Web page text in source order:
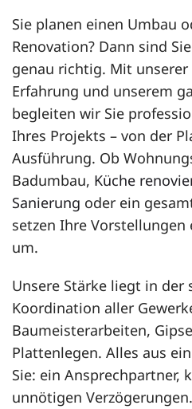
Sie planen einen Umbau
Renovation? Dann sind
genau richtig. Mit
Erfahrung und unserem
begleiten wir Sie
Ihres Projekts – von der
Ausführung. Ob
Badumbau, Küche
Sanierung oder ein
setzen Ihre
um.
Unsere Stärke liegt in der
Koordination aller
Baumeisterarbeiten,
Plattenlegen. Alles aus
Sie: ein Ansprechpartner,
unnötigen